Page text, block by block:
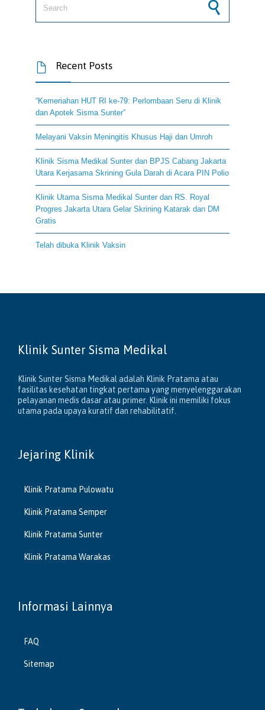
 Recent Posts
“Kemeriahan HUT RI ke-79: Perlombaan Seru di Klinik
dan Apotek Sisma Sunter”
Melayani Vaksin Meningitis Khusus Haji dan Umroh
Klinik Sisma Medikal Sunter dan BPJS Cabang Jakarta
Utara Kerjasama Skrining Gula Darah di Acara PIN Polio
Klinik Utama Sisma Medikal Sunter dan RS. Royal
Progres Jakarta Utara Gelar Skrining Katarak dan DM
Gratis
Telah dibuka Klinik Vaksin
Klinik Sunter Sisma Medikal
Klinik Sunter Sisma Medikal adalah Klinik Pratama atau
fasilitas kesehatan tingkat pertama yang menyelenggarakan
pelayanan medis dasar atau primer. Klinik ini memiliki fokus
utama pada upaya kuratif dan rehabilitatif.
Jejaring Klinik
Klinik Pratama Pulowatu
Klinik Pratama Semper
Klinik Pratama Sunter
Klinik Pratama Warakas
Informasi Lainnya
FAQ
Sitemap